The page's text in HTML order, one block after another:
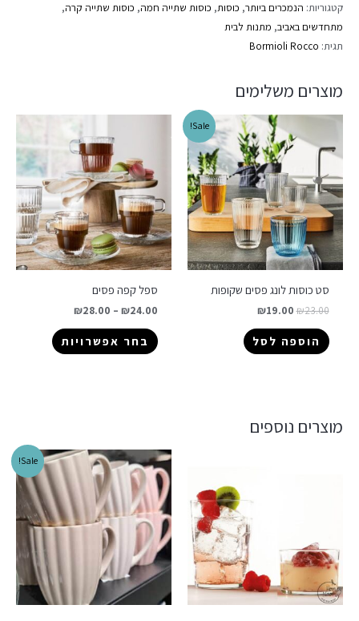
קטגוריות: הנמכרים ביותר, כוסות, כוסות שתייה חמה, כוסות שתייה קרה,
מתחדשים באביב, מתנות לבית
תגית: Bormioli Rocco
מוצרים משלימים
Sale!
סט כוסות לונג פסים שקופות
₪23.00
₪19.00
הוספה לסל
ספל קפה פסים
₪24.00
–
₪28.00
בחר אפשרויות
מוצרים נוספים
Sale!